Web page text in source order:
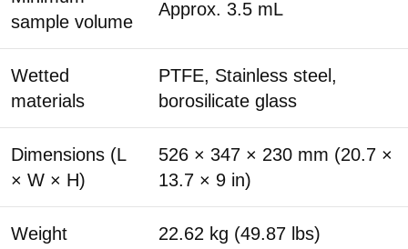
sample volume
Approx. 3.5 mL
Wetted
materials
PTFE, Stainless steel,
borosilicate glass
Dimensions (L
× W × H)
526 × 347 × 230 mm (20.7 ×
13.7 × 9 in)
Weight 22.62 kg (49.87 lbs)